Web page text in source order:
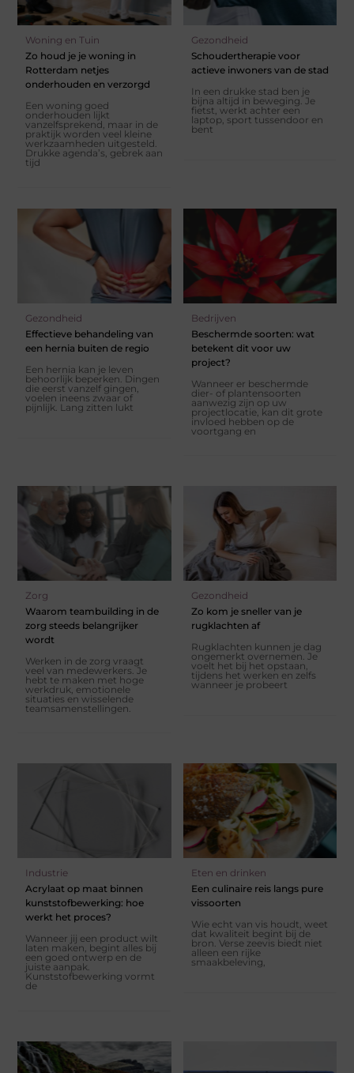
Woning en Tuin
Zo houd je je woning in
Rotterdam netjes
onderhouden en verzorgd
Een woning goed
onderhouden lijkt
vanzelfsprekend, maar in de
praktijk worden veel kleine
werkzaamheden uitgesteld.
Drukke agenda’s, gebrek aan
tijd
Gezondheid
Schoudertherapie voor
actieve inwoners van de stad
In een drukke stad ben je
bijna altijd in beweging. Je
fietst, werkt achter een
laptop, sport tussendoor en
bent
Gezondheid
Effectieve behandeling van
een hernia buiten de regio
Een hernia kan je leven
behoorlijk beperken. Dingen
die eerst vanzelf gingen,
voelen ineens zwaar of
pijnlijk. Lang zitten lukt
Bedrijven
Beschermde soorten: wat
betekent dit voor uw
project?
Wanneer er beschermde
dier- of plantensoorten
aanwezig zijn op uw
projectlocatie, kan dit grote
invloed hebben op de
voortgang en
Zorg
Waarom teambuilding in de
zorg steeds belangrijker
wordt
Werken in de zorg vraagt
veel van medewerkers. Je
hebt te maken met hoge
werkdruk, emotionele
situaties en wisselende
teamsamenstellingen.
Gezondheid
Zo kom je sneller van je
rugklachten af
Rugklachten kunnen je dag
ongemerkt overnemen. Je
voelt het bij het opstaan,
tijdens het werken en zelfs
wanneer je probeert
Industrie
Acrylaat op maat binnen
kunststofbewerking: hoe
werkt het proces?
Wanneer jij een product wilt
laten maken, begint alles bij
een goed ontwerp en de
juiste aanpak.
Kunststofbewerking vormt
de
Eten en drinken
Een culinaire reis langs pure
vissoorten
Wie echt van vis houdt, weet
dat kwaliteit begint bij de
bron. Verse zeevis biedt niet
alleen een rijke
smaakbeleving,